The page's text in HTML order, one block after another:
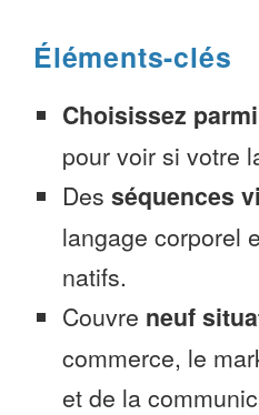
Éléments-clés
Choisissez
pour voir si votre
Des séquences
langage corporel
natifs.
Couvre neuf
commerce, le
et de la